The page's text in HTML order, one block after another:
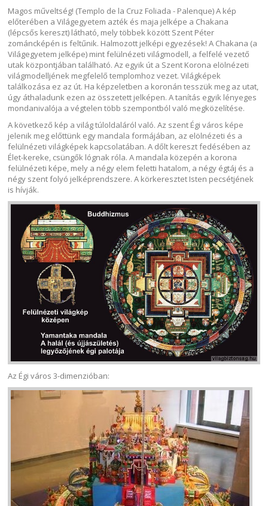
Magos műveltség! (Templo de la Cruz Foliada - Palenque) A kép
előterében a Világegyetem azték és maja jelképe a Chakana
(lépcsős kereszt) látható, mely többek között Szent Péter
zománcképén is feltűnik. Halmozott jelképi egyezések! A Chakana (a
Világegyetem jelképe) mint felülnézeti világmodell, a felfelé vezető
utak központjában található. Az egyik út a Szent Korona elölnézeti
világmodelljének megfelelő templomhoz vezet. Világképek
találkozása ez az út. Ha képzeletben a koronán tesszük meg az utat,
úgy áthaladunk ezen az összetett jelképen. A tanítás egyik lényeges
mondanivalója a végtelen több szempontból való megközelítése.
A következő kép a világ túloldaláról való. Az szent Égi város képe
jelenik meg előttünk egy mandala formájában, az elölnézeti és a
felülnézeti világképek kapcsolatában. A dőlt kereszt fedésében az
Élet-kereke, csüngők lógnak róla. A mandala közepén a korona
felülnézeti képe, mely a négy elem feletti hatalom, a négy égtáj és a
négy szent folyó jelképrendszere. A körkeresztet Isten pecsétjének
is hívják.
Az Égi város 3-dimenzióban: